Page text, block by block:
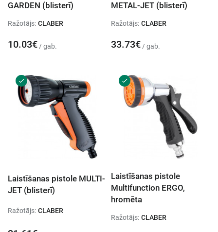
GARDEN (blisterī)
Ražotājs: CLABER
10.03€ / gab.
METAL-JET (blisterī)
Ražotājs: CLABER
33.73€ / gab.
Laistīšanas pistole MULTI-
JET (blisterī)
Ražotājs: CLABER
Laistīšanas pistole
Multifunction ERGO,
hromēta
Ražotājs: CLABER